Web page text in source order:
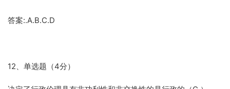
答案:.A.B.C.D
12、单选题（4分）